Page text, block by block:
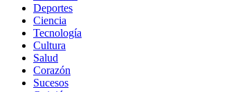
Deportes
Ciencia
Tecnología
Cultura
Salud
Corazón
Sucesos